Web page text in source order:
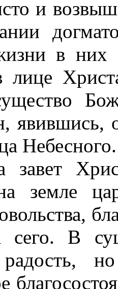
и
в них
явившись,
завет
земле
В
радость,